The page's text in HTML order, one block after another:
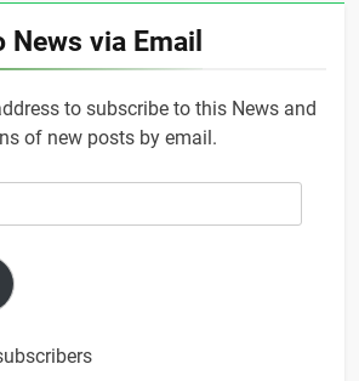
via Email
to subscribe to this News and
of new posts by email.